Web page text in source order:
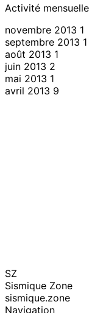
Activité mensuelle
novembre 2013 1
septembre 2013 1
août 2013 1
juin 2013 2
mai 2013 1
avril 2013 9
SZ
Sismique Zone
sismique.zone
Navigation